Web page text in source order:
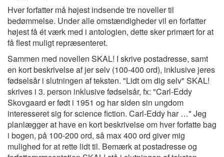
Hver forfatter må højest indsende tre noveller til
bedømmelse. Under alle omstændigheder vil en forfatter
højest få ét værk med i antologien, dette sker primært for at
få flest muligt repræsenteret.
Sammen med novellen SKAL! I skrive postadresse, samt
en kort beskrivelse af jer selv (100-400 ord), inklusive jeres
fødselsår i slutningen af teksten. "Lidt om dig selv" SKAL!
skrives i 3. person inklusive fødselsår, fx: "Carl-Eddy
Skovgaard er født i 1951 og har siden sin ungdom
interesseret sig for science fiction. Carl-Eddy har …" Jeg
planlægger at have en kort beskrivelse om hver forfatte bag
i bogen, på 100-200 ord, så max 400 ord giver mig
mulighed for at rette lidt til. Bemærk at postadresse og